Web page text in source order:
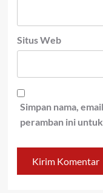
Situs Web
Simpan nama,
peramban ini